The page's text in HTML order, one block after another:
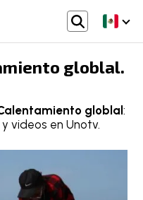
globlal.
globlal:
videos en Unotv.